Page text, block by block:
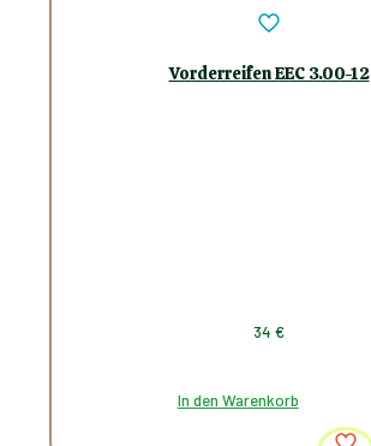
Vorderreifen EEC 3.00-12
34 €
In den Warenkorb